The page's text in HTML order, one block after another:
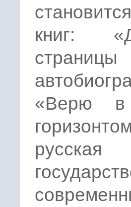
книг:
«Верю в